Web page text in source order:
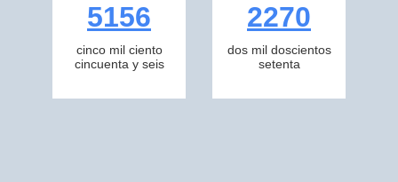
5156
cinco mil ciento
cincuenta y seis
2270
dos mil doscientos
setenta